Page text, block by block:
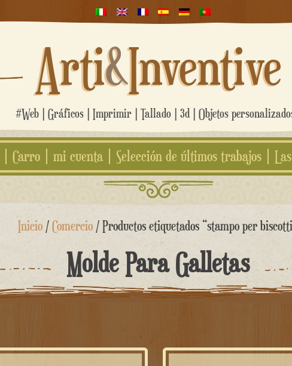
Arti&Inventive
#Web | Gráficos | Imprimir | Tallado | 3d | Objetos
Carro mi cuenta Selección de últimos trabajos
Inicio /Comercio / Productos etiquetados “stampo per
Molde Para Galletas